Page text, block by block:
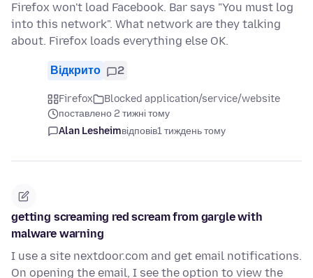
Firefox won't load Facebook. Bar says "You must log
into this network". What network are they talking
about. Firefox loads everything else OK.
Відкрито 2
Firefox
Blocked application/service/website
поставлено 2 тижні тому
Alan Lesheimвідповів1 тиждень тому
getting screaming red scream from gargle with
malware warning
I use a site nextdoor.com and get email notifications.
On opening the email, I see the option to view the